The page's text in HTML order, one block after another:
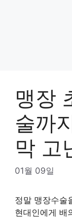
맹장
술까
막 고
01월 09일
정말 맹장수술
현대인에게 배